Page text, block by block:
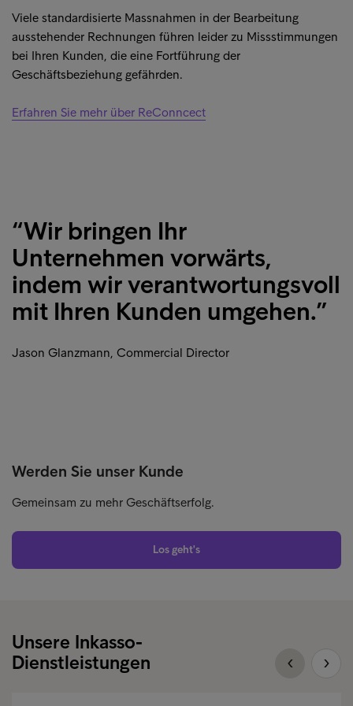
Viele standardisierte Massnahmen in der Bearbeitung
ausstehender Rechnungen führen leider zu Missstimmungen
bei Ihren Kunden, die eine Fortführung der
Geschäftsbeziehung gefährden.
Erfahren Sie mehr über ReConncect
“Wir bringen Ihr
Unternehmen vorwärts,
indem wir verantwortungsvoll
mit Ihren Kunden umgehen.”
Jason Glanzmann, Commercial Director
Werden Sie unser Kunde
Gemeinsam zu mehr Geschäftserfolg.
Los geht's
Unsere Inkasso-
Dienstleistungen